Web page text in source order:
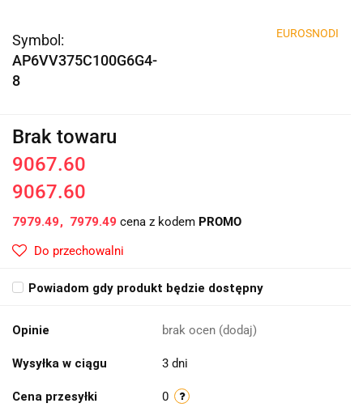
Symbol:
AP6VV375C100G6G4-
8
EUROSNODI
Brak towaru
9067.60
9067.60
7979.49 7979.49 cena z kodem PROMO
Do przechowalni
Powiadom gdy produkt będzie dostępny
Opinie brak ocen (dodaj)
Wysyłka w ciągu 3 dni
Cena przesyłki 0